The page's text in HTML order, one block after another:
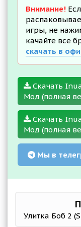
Внимание!
игры, не
качайте все
скачать в
Скачать
Мод (полная
Скачать
Мод (полная
Мы в